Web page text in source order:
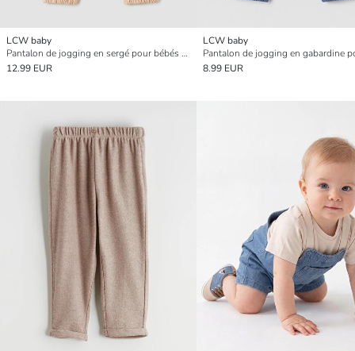
LCW baby
Pantalon de jogging en sergé pour bébés garçons
12.99 EUR
LCW baby
8.99 EUR